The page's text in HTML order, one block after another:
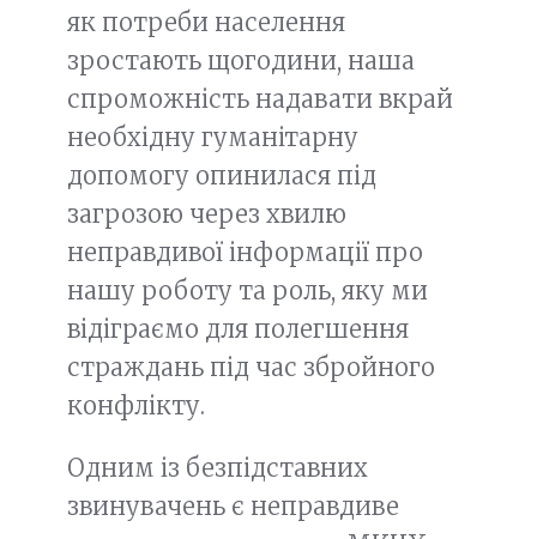
як потреби населення
зростають щогодини, наша
спроможність надавати вкрай
необхідну гуманітарну
допомогу опинилася під
загрозою через хвилю
неправдивої інформації про
нашу роботу та роль, яку ми
відіграємо для полегшення
страждань під час збройного
конфлікту.
Одним із безпідставних
звинувачень є неправдиве